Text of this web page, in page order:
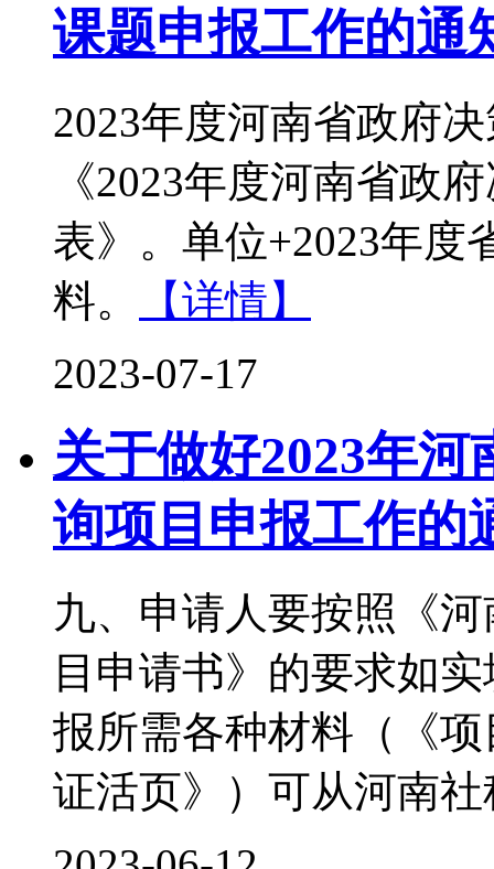
课题申报工作的通
2023年度河南省政府
《2023年度河南省政
表》。单位+2023年度
料。
【详情】
2023-07-17
关于做好2023年
询项目申报工作的
九、申请人要按照《
目申请书》的要求如
报所需各种材料（《
证活页》）可从河南